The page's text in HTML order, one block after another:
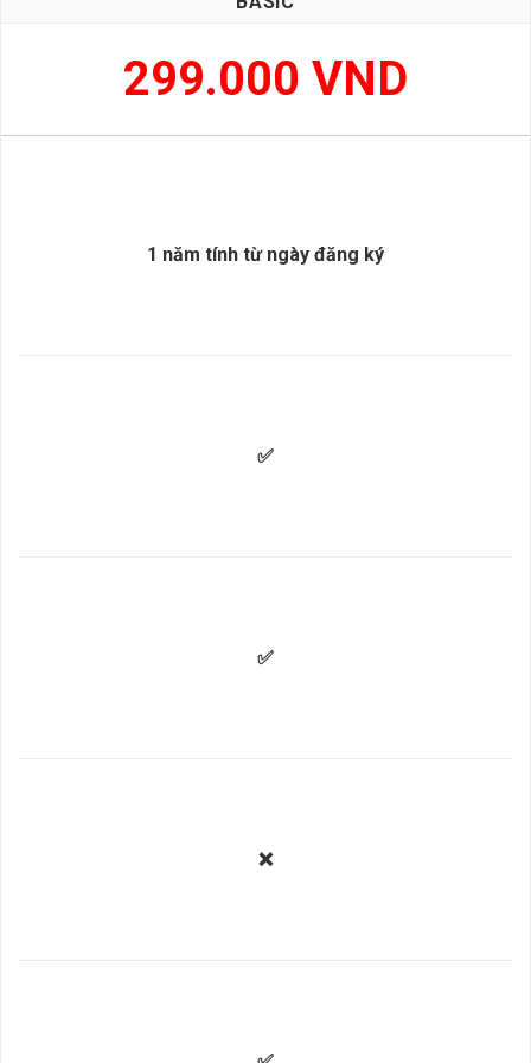
299.000 VND
1 năm tính từ ngày đăng ký
✅
✅
❌